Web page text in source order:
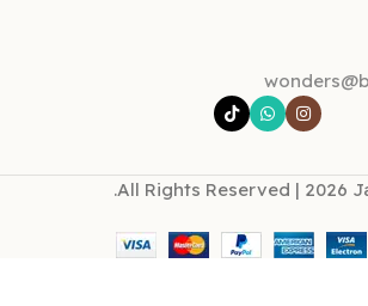
All Rights Reserved | 2026